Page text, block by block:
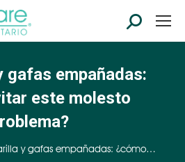
Buscar:
gafas empañadas:
este molesto
y gafas empañadas: ¿cómo…